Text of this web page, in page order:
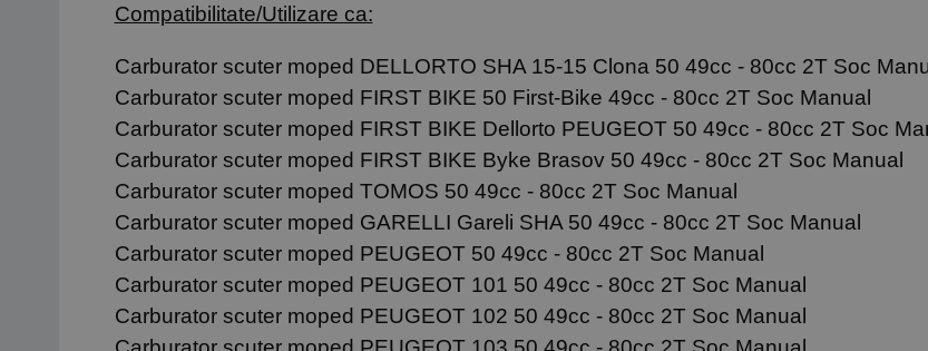
Compatibilitate/Utilizare ca:
Carburator scuter moped DELLORTO SHA 15-15 Clona 50 49cc - 80cc 2T Soc
Carburator scuter moped FIRST BIKE 50 First-Bike 49cc - 80cc 2T Soc Manual
Carburator scuter moped FIRST BIKE Dellorto PEUGEOT 50 49cc - 80cc 2T Soc
Carburator scuter moped FIRST BIKE Byke Brasov 50 49cc - 80cc 2T Soc Manual
Carburator scuter moped TOMOS 50 49cc - 80cc 2T Soc Manual
Carburator scuter moped GARELLI Gareli SHA 50 49cc - 80cc 2T Soc Manual
Carburator scuter moped PEUGEOT 50 49cc - 80cc 2T Soc Manual
Carburator scuter moped PEUGEOT 101 50 49cc - 80cc 2T Soc Manual
Carburator scuter moped PEUGEOT 102 50 49cc - 80cc 2T Soc Manual